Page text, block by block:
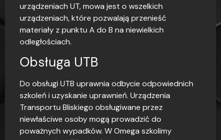
urządzeniach UT, mowa jest o wszelkich
urządzeniach, które pozwalają przenieść
materiały z punktu A do B na niewielkich
odległościach.
Obsługa UTB
Do obsługi UTB uprawnia odbycie odpowiednich
szkoleń i uzyskanie uprawnień. Urządzenia
Transportu Bliskiego obsługiwane przez
niewłaściwe osoby mogą prowadzić do
poważnych wypadków. W Omega szkolimy